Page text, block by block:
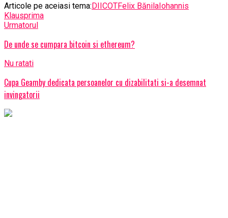
Articole pe aceiasi tema:DIICOTFelix BănilaIohannis
Klausprima
Urmatorul
De unde se cumpara bitcoin si ethereum?
Nu ratati
Cupa Geamby dedicata persoanelor cu dizabilitati si-a desemnat
invingatorii